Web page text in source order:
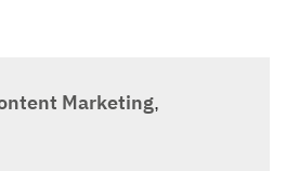
Marketing,